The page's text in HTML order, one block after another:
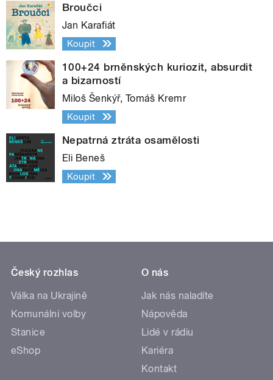
Broučci
Jan Karafiát
Koupit
100+24 brněnských kuriozit, absurdit
a bizarností
Miloš Šenkýř, Tomáš Kremr
Koupit
Nepatrná ztráta osamělosti
Eli Beneš
Koupit
Český rozhlas
Válka na Ukrajině
Komunální volby
Stanice
eShop
O nás
Jak nás naladíte
Nápověda
Lidé v rádiu
Kariéra
Kontakt